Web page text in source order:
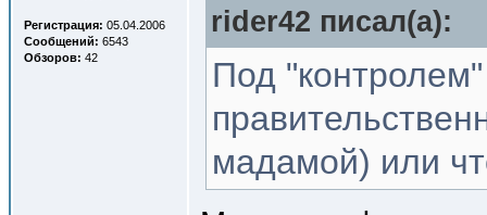
Регистрация: 05.04.2006
Сообщений: 6543
Обзоров: 42
rider42 писал(a):
Под
мадамой) или